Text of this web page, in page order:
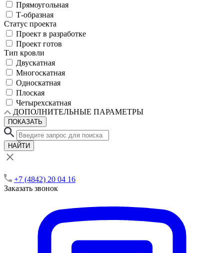
Прямоугольная
Т-образная
Статус проекта
Проект в разработке
Проект готов
Тип кровли
Двускатная
Многоскатная
Односкатная
Плоская
Четырехскатная
ДОПОЛНИТЕЛЬНЫЕ ПАРАМЕТРЫ
ПОКАЗАТЬ
НАЙТИ
+7 (4842) 20 04 16
Заказать звонок